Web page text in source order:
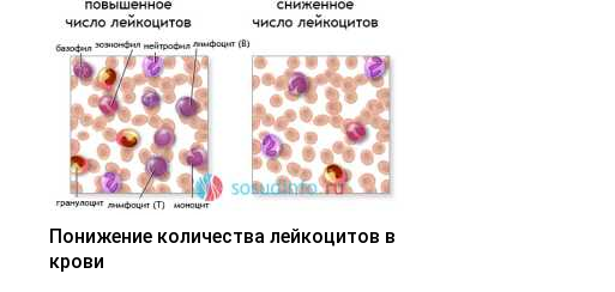
Понижение количества лейкоцитов в
крови